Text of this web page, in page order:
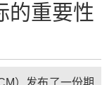
的重要性
）发布了一份期